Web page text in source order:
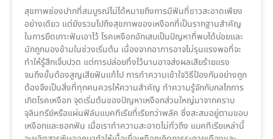
สุขภาพช่องปากที่สมบูรณ์ไม่ได้หมายถึงการมีฟันที่ขาวสะอาดเพียง
อย่างเดียว แต่ยังรวมไปถึงสุขภาพของเหงือกที่เป็นรากฐานสำคัญ
ในการยึดเกาะฟันเอาไว้ โรคเหงือกอักเสบเป็นปัญหาที่พบได้บ่อยและ
มักถูกมองข้ามในช่วงเริ่มต้น เนื่องจากอาการอาจไม่รุนแรงพอที่จะ
ทำให้รู้สึกเจ็บปวด แต่การปล่อยทิ้งไว้นานอาจส่งผลเสียร้ายแรง
จนถึงขั้นต้องสูญเสียฟันแท้ไป การทำความเข้าใจวิธีป้องกันอย่างถูก
ต้องจึงเป็นสิ่งที่ทุกคนควรให้ความสำคัญ ทำความรู้จักกับกลไกการ
เกิดโรคเหงือก จุดเริ่มต้นของปัญหาเหงือกส่วนใหญ่มาจากคราบ
จุลินทรีย์หรือแผ่นฟิล์มแบคทีเรียที่เรียกว่าพลัค ซึ่งสะสมอยู่ตามขอบ
เหงือกและซอกฟัน เมื่อเราทำความสะอาดไม่ทั่วถึง แบคทีเรียเหล่านี้